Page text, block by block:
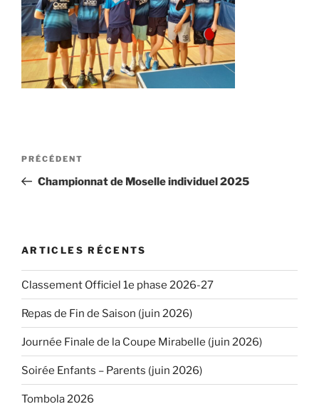
Navigation
l’article
Article
précédent
PRÉCÉDENT
Championnat de Moselle individuel 2025
ARTICLES RÉCENTS
Classement Officiel 1e phase 2026-27
Repas de Fin de Saison (juin 2026)
Journée Finale de la Coupe Mirabelle (juin 2026)
Soirée Enfants – Parents (juin 2026)
Tombola 2026